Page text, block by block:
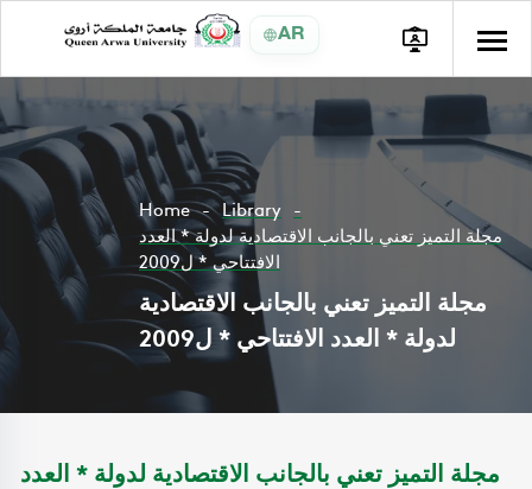
AR
Home
Library
مجلة التميز تعني بالجانب الاقتصادية لدولة * العدد
الافتتاحي * ل2009
مجلة التميز تعني بالجانب الاقتصادية
لدولة * العدد الافتتاحي * ل2009
مجلة التميز تعني بالجانب الاقتصادية لدولة * العدد